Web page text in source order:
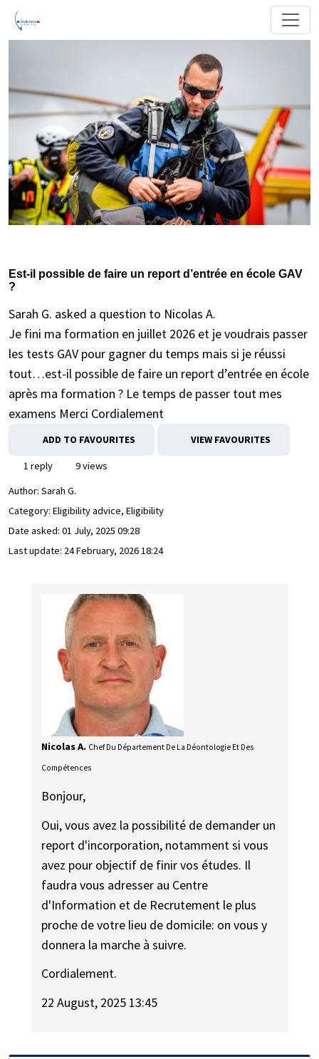
Est-il possible de faire un report d’entrée en école GAV
?
Sarah G. asked a question to Nicolas A.
Je fini ma formation en juillet 2026 et je voudrais passer
les tests GAV pour gagner du temps mais si je réussi
tout…est-il possible de faire un report d’entrée en école
après ma formation ? Le temps de passer tout mes
examens Merci Cordialement
ADD TO FAVOURITES VIEW FAVOURITES
1 reply
9 views
Author: Sarah G.
Category: Eligibility advice, Eligibility
Date asked: 01 July, 2025 09:28
Last update: 24 February, 2026 18:24
Nicolas A. Chef Du Département De La Déontologie Et Des
Compétences
Bonjour,
Oui, vous avez la possibilité de demander un
report d'incorporation, notamment si vous
avez pour objectif de finir vos études. Il
faudra vous adresser au Centre
d'Information et de Recrutement le plus
proche de votre lieu de domicile: on vous y
donnera la marche à suivre.
Cordialement.
22 August, 2025 13:45